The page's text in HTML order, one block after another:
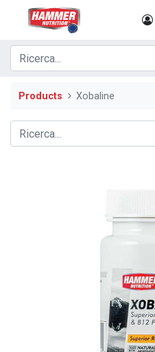
Products Xobaline